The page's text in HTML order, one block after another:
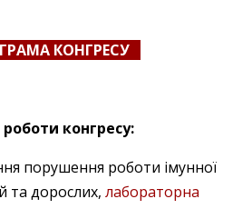
КОНГРЕСУ
конгресу:
порушення роботи імунної
та дорослих, лабораторна